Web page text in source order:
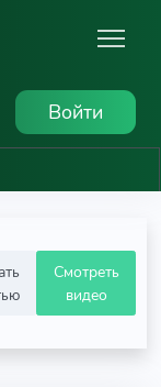
Войти
Смотреть
видео